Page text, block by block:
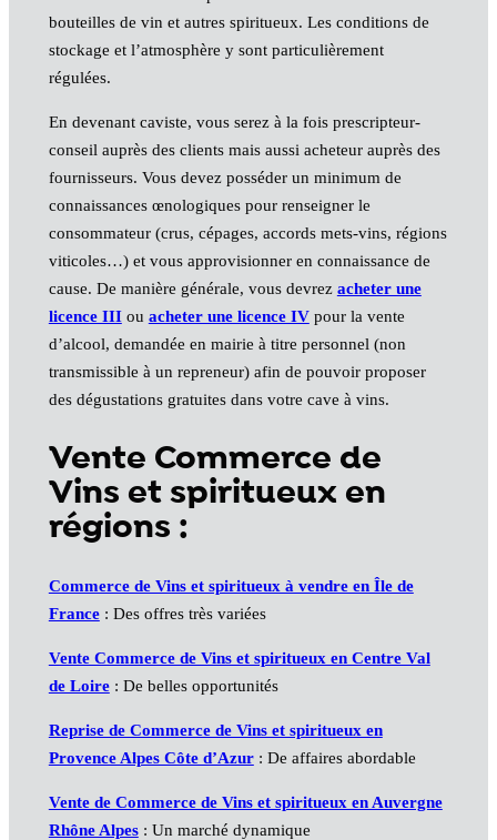
bouteilles de vin et autres spiritueux. Les conditions de
stockage et l’atmosphère y sont particulièrement
régulées.
En devenant caviste, vous serez à la fois prescripteur-
conseil auprès des clients mais aussi acheteur auprès des
fournisseurs. Vous devez posséder un minimum de
connaissances œnologiques pour renseigner le
consommateur (crus, cépages, accords mets-vins, régions
viticoles…) et vous approvisionner en connaissance de
cause. De manière générale, vous devrez acheter une
licence IIIou acheter une licence IVpour la vente
d’alcool, demandée en mairie à titre personnel (non
transmissible à un repreneur) afin de pouvoir proposer
des dégustations gratuites dans votre cave à vins.
Vente Commerce de
Vins et spiritueux en
régions :
Commerce de Vins et spiritueux à vendre en Île de
France: Des offres très variées
Vente Commerce de Vins et spiritueux en Centre Val
de Loire : De belles opportunités
Reprise de Commerce de Vins et spiritueux en
Provence Alpes Côte d’Azur : De affaires abordable
Vente de Commerce de Vins et spiritueux en Auvergne
Rhône Alpes : Un marché dynamique